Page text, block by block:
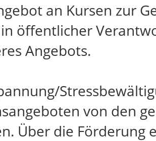
an Kursen zur
öffentlicher
Angebots.
von den
Über die Förderung